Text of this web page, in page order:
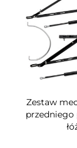
Zestaw
przedniego